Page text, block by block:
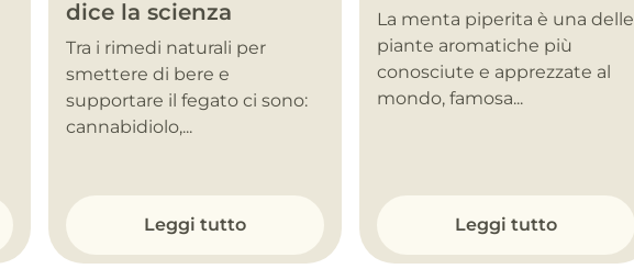
dice la scienza
Tra i rimedi naturali per
smettere di bere e
supportare il fegato ci sono:
cannabidiolo,...
Leggi tutto
La menta piperita è una delle
piante aromatiche più
conosciute e apprezzate al
mondo, famosa...
Leggi tutto